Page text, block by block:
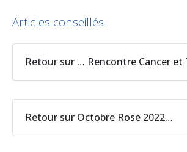
Articles conseillés
Retour sur … Rencontre Cancer et
Retour sur Octobre Rose 2022…